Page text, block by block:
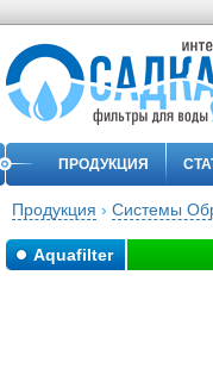
ПРОДУКЦИЯ
Продукция › Системы
Aquafilter